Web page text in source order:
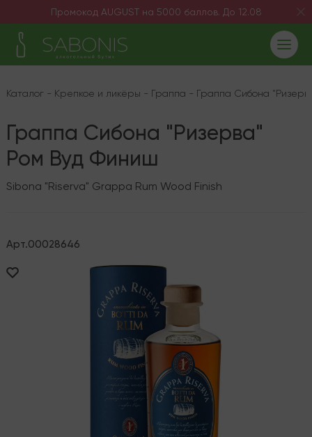
Промокод AUGUST на 5000 баллов. До 12.08
Каталог - Крепкое и ликёры - Граппа - Граппа Сибона
Граппа Сибона "Ризерва"
Ром Вуд Финиш
Sibona "Riserva" Grappa Rum Wood Finish
Арт.00028646